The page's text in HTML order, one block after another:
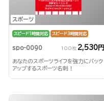
スポーツ
スピード1時間対応 スピード3時間対応
spo-0090 100枚 2,530円
あなたのスポーツライフを強力にバック
アップするスポーツ名刺！